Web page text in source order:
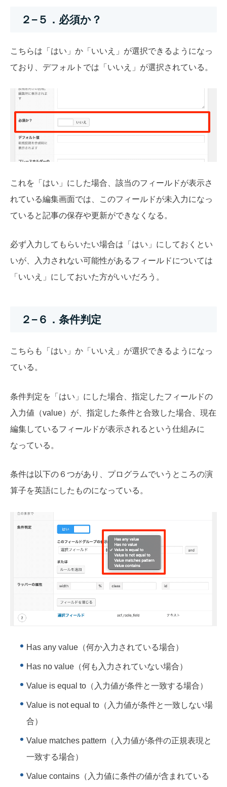
２−５．必須か？
こちらは「はい」か「いいえ」が選択できるようになっ
ており、デフォルトでは「いいえ」が選択されている。
これを「はい」にした場合、該当のフィールドが表示さ
れている編集画面では、このフィールドが未入力になっ
ていると記事の保存や更新ができなくなる。
必ず入力してもらいたい場合は「はい」にしておくとい
いが、入力されない可能性があるフィールドについては
「いいえ」にしておいた方がいいだろう。
２−６．条件判定
こちらも「はい」か「いいえ」が選択できるようになっ
ている。
条件判定を「はい」にした場合、指定したフィールドの
入力値（value）が、指定した条件と合致した場合、現在
編集しているフィールドが表示されるという仕組みに
なっている。
条件は以下の６つがあり、プログラムでいうところの演
算子を英語にしたものになっている。
Has any value（何か入力されている場合）
Has no value（何も入力されていない場合）
Value is equal to（入力値が条件と一致する場合）
Value is not equal to（入力値が条件と一致しない場
合）
Value matches pattern（入力値が条件の正規表現と
一致する場合）
Value contains（入力値に条件の値が含まれている